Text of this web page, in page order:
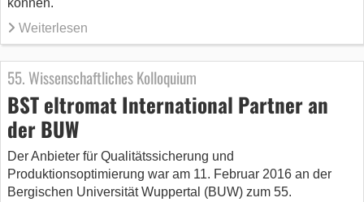
können.
Weiterlesen
55. Wissenschaftliches Kolloquium
BST eltromat International Partner an
der BUW
Der Anbieter für Qualitätssicherung und
Produktionsoptimierung war am 11. Februar 2016 an der
Bergischen Universität Wuppertal (BUW) zum 55.